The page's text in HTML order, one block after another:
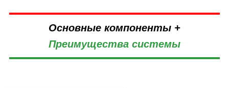
Основные компоненты +
Преимущества системы